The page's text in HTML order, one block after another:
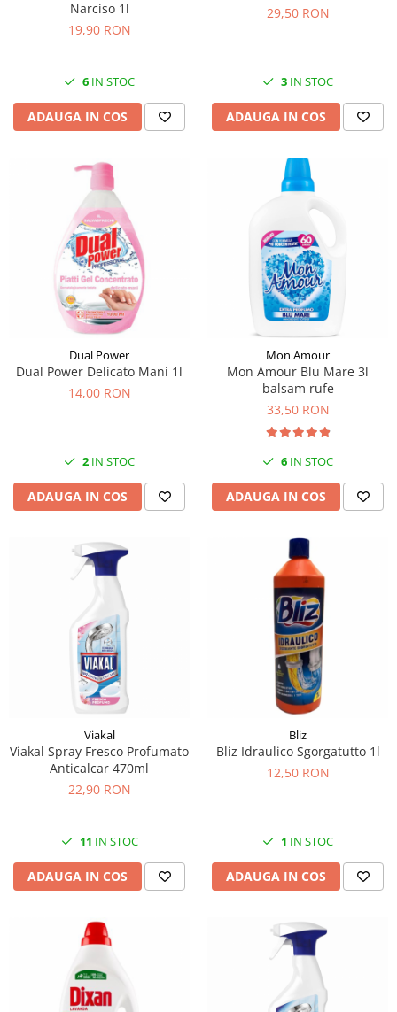
Narciso 1l
19,90 RON
6 IN STOC
ADAUGA IN COS
29,50 RON
3 IN STOC
ADAUGA IN COS
Dual Power
Dual Power Delicato Mani 1l
14,00 RON
2 IN STOC
ADAUGA IN COS
Mon Amour
Mon Amour Blu Mare 3l
balsam rufe
33,50 RON
6 IN STOC
ADAUGA IN COS
Viakal
Viakal Spray Fresco Profumato
Anticalcar 470ml
22,90 RON
11 IN STOC
ADAUGA IN COS
Bliz
Bliz Idraulico Sgorgatutto 1l
12,50 RON
1 IN STOC
ADAUGA IN COS